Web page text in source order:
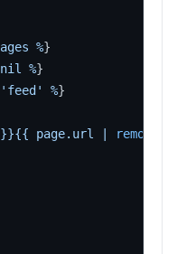
%}
nil %}
'feed' %}
}}{{ page.url remove: